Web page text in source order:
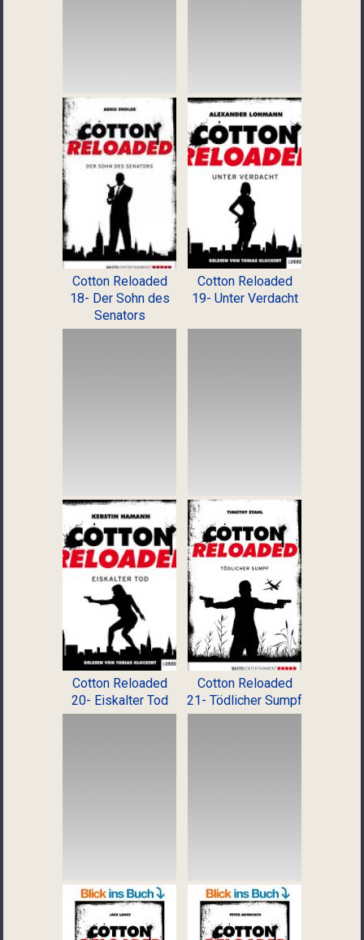
Cotton Reloaded
18- Der Sohn des
Senators
Cotton Reloaded
19- Unter Verdacht
Cotton Reloaded
20- Eiskalter Tod
Cotton Reloaded
21- Tödlicher Sumpf